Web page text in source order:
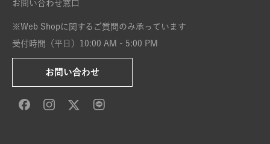
お問い合わせ窓口
※Web Shopに関するご質問のみ承っています
受付時間（平日）10:00 AM - 5:00 PM
お問い合わせ